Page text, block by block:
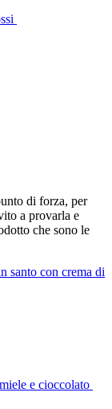
di forza, per
a provarla e
che sono le
santo con crema di
e cioccolato